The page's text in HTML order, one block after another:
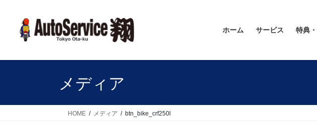
ホーム サービス 特典
メディア
HOME メディア btn_bike_crf250l